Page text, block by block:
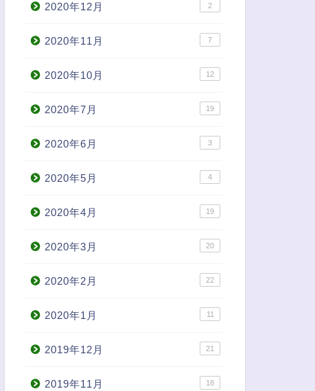
2020年12月 2
2020年11月 7
2020年10月 12
2020年7月 19
2020年6月 3
2020年5月 4
2020年4月 19
2020年3月 20
2020年2月 22
2020年1月 11
2019年12月 21
2019年11月 18